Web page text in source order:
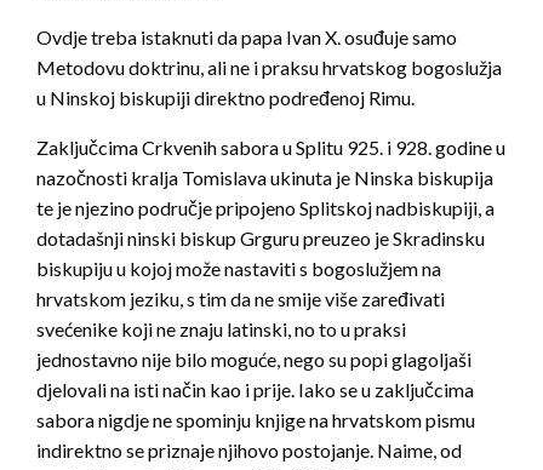
Ovdje treba istaknuti da papa Ivan X. osuđuje samo
Metodovu doktrinu, ali ne i praksu hrvatskog bogoslužja
u Ninskoj biskupiji direktno podređenoj Rimu.
Zaključcima Crkvenih sabora u Splitu 925. i 928. godine u
nazočnosti kralja Tomislava ukinuta je Ninska biskupija
te je njezino područje pripojeno Splitskoj nadbiskupiji, a
dotadašnji ninski biskup Grguru preuzeo je Skradinsku
biskupiju u kojoj može nastaviti s bogoslužjem na
hrvatskom jeziku, s tim da ne smije više zaređivati
svećenike koji ne znaju latinski, no to u praksi
jednostavno nije bilo moguće, nego su popi glagoljaši
djelovali na isti način kao i prije. Iako se u zaključcima
sabora nigdje ne spominju knjige na hrvatskom pismu
indirektno se priznaje njihovo postojanje. Naime, od